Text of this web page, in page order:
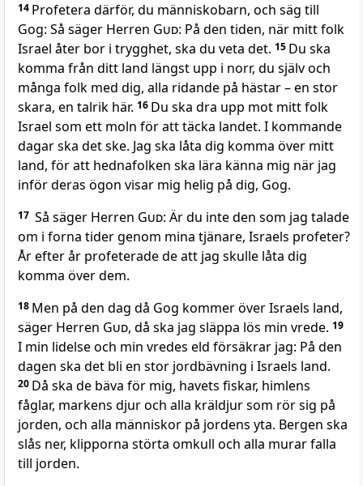
14 Profetera därför, du människobarn, och säg till
Gog: Så säger Herren Gud: På den tiden, när mitt folk
Israel åter bor i trygghet, ska du veta det. 15 Du ska
komma från ditt land längst upp i norr, du själv och
många folk med dig, alla ridande på hästar – en stor
skara, en talrik här. 16 Du ska dra upp mot mitt folk
Israel som ett moln för att täcka landet. I kommande
dagar ska det ske. Jag ska låta dig komma över mitt
land, för att hednafolken ska lära känna mig när jag
inför deras ögon visar mig helig på dig, Gog.
17 Så säger Herren Gud: Är du inte den som jag talade
om i forna tider genom mina tjänare, Israels profeter?
År efter år profeterade de att jag skulle låta dig
komma över dem.
18 Men på den dag då Gog kommer över Israels land,
säger Herren Gud, då ska jag släppa lös min ­vrede. 19
I min lidelse och min vredes eld försäkrar jag: På den
dagen ska det bli en stor jordbävning i Israels land.
20 Då ska de bäva för mig, havets fiskar, himlens
fåglar, markens djur och alla kräldjur som rör sig på
jorden, och alla människor på jordens yta. Bergen ska
slås ner, klipporna störta omkull och alla murar falla
till ­jorden.